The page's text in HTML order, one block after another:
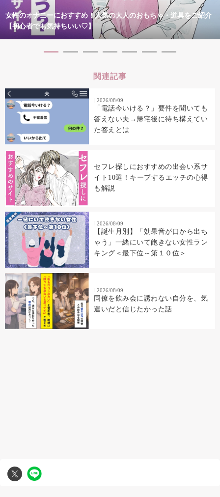
女性のオナニーにおすすめ！人気の大人のおもちゃ・道具をご紹介
【初心者でも気持ちいい♡】
関連記事
2026/08/09
「電話今いける？」要件を聞いても
答えない夫→帰宅後に待ち構えてい
た答えとは
セフレ探しにおすすめの出会い系サ
イト10選！キープするエッチの心得
も解説
2026/08/09
【誕生月別】「効果音が口から出ち
ゃう」一緒にいて飽きない女性ラン
キング＜最下位～第１０位＞
2026/08/09
同僚を飲み会に誘わない自分を、気
遣いだと信じたかった話